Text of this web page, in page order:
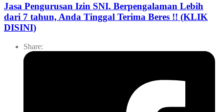
Jasa Pengurusan Izin SNI. Berpengalaman Lebih
dari 7 tahun, Anda Tinggal Terima Beres !! (KLIK
DISINI)
Share: